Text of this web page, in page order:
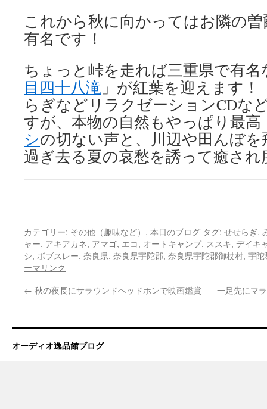
これから秋に向かってはお隣の
有名です！
ちょっと峠を走れば三重県で有
目四十八滝 」が紅葉を迎えます
らぎなどリラクゼーションCDな
すが、本物の自然もやっぱり最
シの切ない声と、川辺や田んぼを
過ぎ去る夏の哀愁を誘って癒さ
カテゴリー: その他（趣味など） , 本日のブログ タグ: せせらぎ,
ャー, アキアカネ, アマゴ, エコ, オートキャンプ, ススキ, デイキ
シ, ボブスレー, 奈良県, 奈良県宇陀郡, 奈良県宇陀郡御杖村, 宇陀
ーマリンク
← 秋の夜長にサラウンドヘッドホンで映画鑑賞 一足先にマ
オーディオ逸品館ブログ